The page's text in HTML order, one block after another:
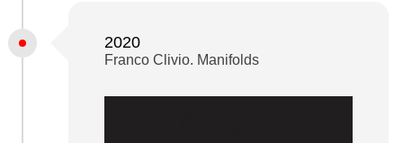
2020
Franco Clivio. Manifolds